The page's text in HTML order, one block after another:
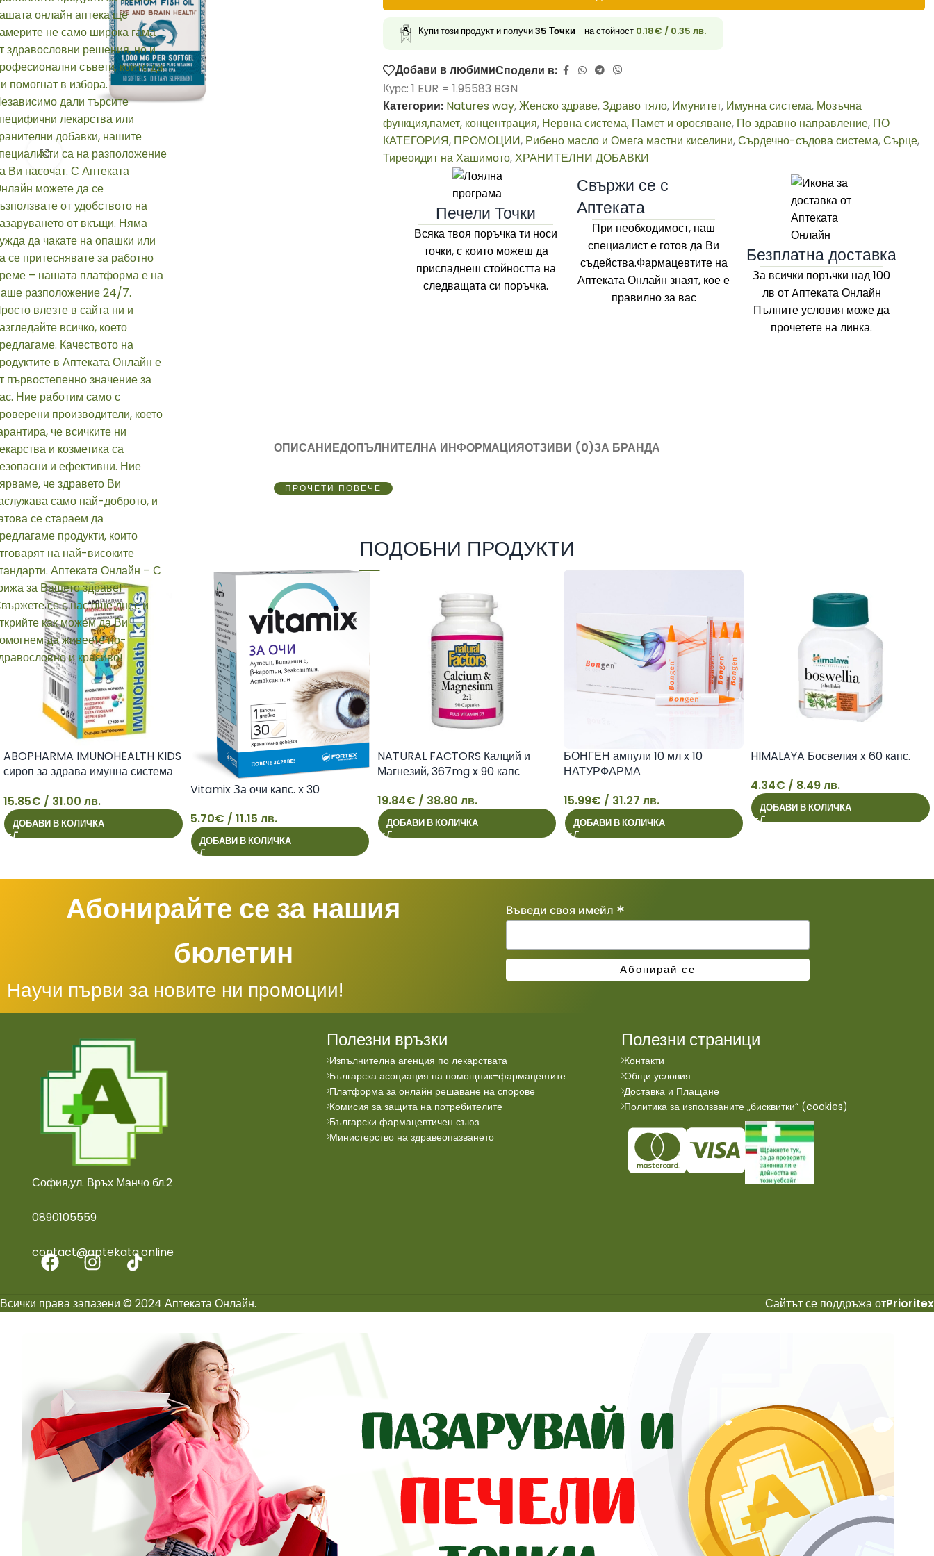
Click to enlarge
Купи този продукт и получи35 Точки- на стойност 0.18€ / 0.35 лв.
Добави в любимиСподели в:
Курс: 1 EUR = 1.95583 BGN
Категории: Natures way,Женско здраве,Здраво тяло, Имунитет, Имунна система, Мозъчна
функция,памет, концентрация, Нервна система, Памет и оросяване, По здравно направление, ПО
КАТЕГОРИЯ, ПРОМОЦИИ, Рибено масло и Омега мастни киселини,Сърдечно-съдова система,Сърце,
Тиреоидит на Хашимото,ХРАНИТЕЛНИ ДОБАВКИ
Печели Точки
Всяка твоя поръчка ти носи
точки, с които можеш да
приспаднеш стойността на
следващата си поръчка.
Свържи се с
Аптеката
При необходимост, наш
специалист е готов да Ви
съдейства.Фармацевтите на
Аптеката Онлайн знаят, кое е
правилно за вас
Безплатна доставка
За всички поръчки над 100
лв от Aптеката Онлайн
Пълните условия може да
прочетете на линка.
ОПИСАНИЕДОПЪЛНИТЕЛНА ИНФОРМАЦИЯОТЗИВИ (0)ЗА БРАНДА
ПРОЧЕТИ ПОВЕЧЕ
ПОДОБНИ ПРОДУКТИ
ABOPHARMA IMUNOHEALTH KIDS
сироп за здрава имунна система
15.85€ / 31.00 лв.
ДОБАВИ В КОЛИЧКА
5
Vitamix За очи капс. х 30
5.70€ / 11.15 лв.
ДОБАВИ В КОЛИЧКА
NATURAL FACTORS Калций и
Магнезий, 367mg x 90 капс
19.84€ / 38.80 лв.
ДОБАВИ В КОЛИЧКА
БОНГЕН ампули 10 мл х 10
НАТУРФАРМА
15.99€ / 31.27 лв.
ДОБАВИ В КОЛИЧКА
HIMALAYA Босвелия x 60 капс.
4.34€ / 8.49 лв.
ДОБАВИ В КОЛИЧКА
Абонирайте се за нашия
бюлетин
Научи първи за новите ни промоции!
Въведи своя имейл *
София,ул. Връх Манчо бл.2
0890105559
contact@aptekata.online
Полезни връзки
Изпълнителна агенция по лекарствата
Българска асоциация на помощник-фармацевтите
Платформа за онлайн решаване на спорове
Комисия за защита на потребителите
Български фармацевтичен съюз
Министерство на здравеопазването
Полезни страници
Контакти
Общи условия
Доставка и Плащане
Политика за използваните „бисквитки“ (cookies)
Всички права запазени © 2024 Аптеката Онлайн. Сайтът се поддръжа отPrioritex